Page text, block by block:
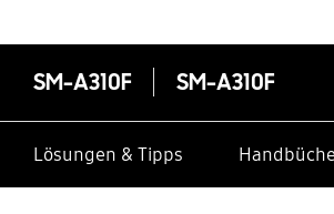
SM-A310F SM-A310F
Lösungen & Tipps